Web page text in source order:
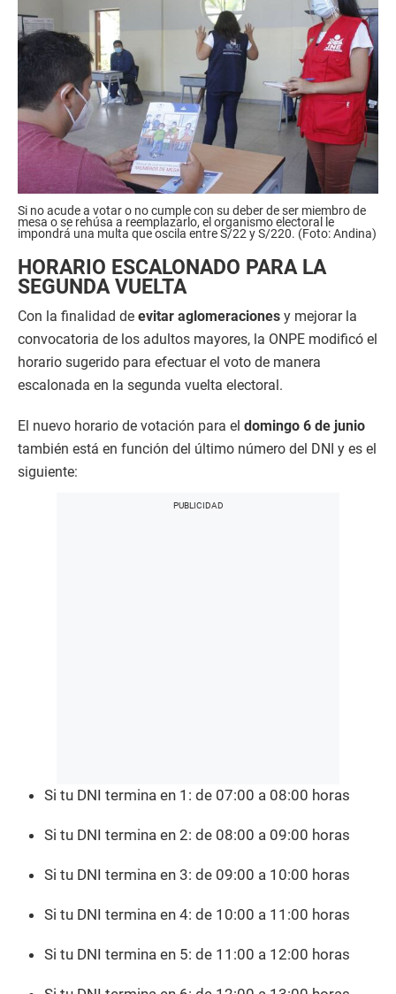
Si no acude a votar o no cumple con su deber de ser miembro de
mesa o se rehúsa a reemplazarlo, el organismo electoral le
impondrá una multa que oscila entre S/22 y S/220. (Foto: Andina)
HORARIO ESCALONADO PARA LA
SEGUNDA VUELTA
Con la finalidad de evitar aglomeraciones y mejorar la
convocatoria de los adultos mayores, la ONPE modificó el
horario sugerido para efectuar el voto de manera
escalonada en la segunda vuelta electoral.
El nuevo horario de votación para el domingo 6 de junio
también está en función del último número del DNI y es el
siguiente:
Si tu DNI termina en 1: de 07:00 a 08:00 horas
Si tu DNI termina en 2: de 08:00 a 09:00 horas
Si tu DNI termina en 3: de 09:00 a 10:00 horas
Si tu DNI termina en 4: de 10:00 a 11:00 horas
Si tu DNI termina en 5: de 11:00 a 12:00 horas